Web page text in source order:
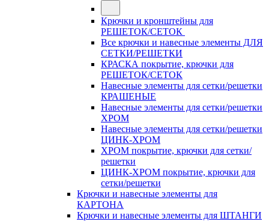
Крючки и кронштейны для
РЕШЕТОК/СЕТОК
Все крючки и навесные элементы ДЛЯ
СЕТКИ/РЕШЕТКИ
КРАСКА покрытие, крючки для
РЕШЕТОК/СЕТОК
Навесные элементы для сетки/решетки
КРАШЕНЫЕ
Навесные элементы для сетки/решетки
ХРОМ
Навесные элементы для сетки/решетки
ЦИНК-ХРОМ
ХРОМ покрытие, крючки для сетки/
решетки
ЦИНК-ХРОМ покрытие, крючки для
сетки/решетки
Крючки и навесные элементы для
КАРТОНА
Крючки и навесные элементы для ШТАНГИ